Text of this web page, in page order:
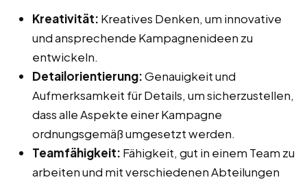
Kreativität: Kreatives Denken, um innovative
und ansprechende Kampagnenideen zu
entwickeln.
Detailorientierung:Genauigkeit und
Aufmerksamkeit für Details, um sicherzustellen,
dass alle Aspekte einer Kampagne
ordnungsgemäß umgesetzt werden.
Teamfähigkeit: Fähigkeit, gut in einem Team zu
arbeiten und mit verschiedenen Abteilungen